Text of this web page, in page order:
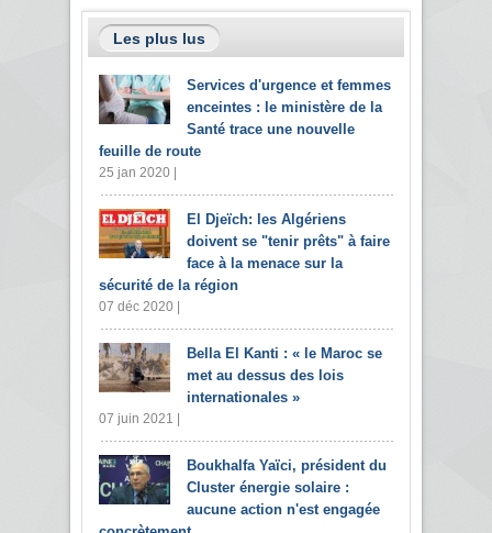
Les plus lus
Services d'urgence et femmes
enceintes : le ministère de la
Santé trace une nouvelle
feuille de route
25 jan 2020 |
El Djeïch: les Algériens
doivent se "tenir prêts" à faire
face à la menace sur la
sécurité de la région
07 déc 2020 |
Bella El Kanti : « le Maroc se
met au dessus des lois
internationales »
07 juin 2021 |
Boukhalfa Yaïci, président du
Cluster énergie solaire :
aucune action n'est engagée